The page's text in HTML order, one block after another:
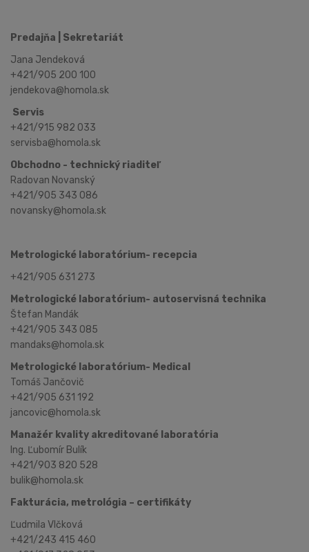
Predajňa | Sekretariát
Jana Jendeková
+421/905 200 100
jendekova@homola.sk
Servis
+421/915 982 033
servisba@homola.sk
Obchodno - technický riaditeľ
Radovan Novanský
+421/905 343 086
novansky@homola.sk
Metrologické laboratórium- recepcia
+421/905 631 273
Metrologické laboratórium- autoservisná technika
Štefan Mandák
+421/905 343 085
mandaks@homola.sk
Metrologické laboratórium- Medical
Tomáš Jančovič
+421/905 631 192
jancovic@homola.sk
Manažér kvality akreditované laboratória
Ing. Ľubomír Bulík
+421/903 820 528
bulik@homola.sk
Fakturácia, metrológia – certifikáty
Ľudmila Vlčková
+421/243 415 460